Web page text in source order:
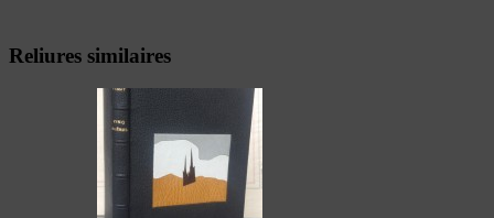
Reliures similaires